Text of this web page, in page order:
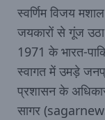
स्वर्णिम विजय
जयकारों से गूंज
1971 के भारत-
स्वागत में उमड़े
प्रशासन के
सागर